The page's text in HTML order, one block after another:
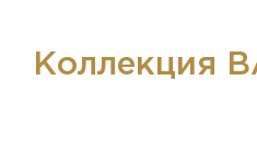
Коллекция